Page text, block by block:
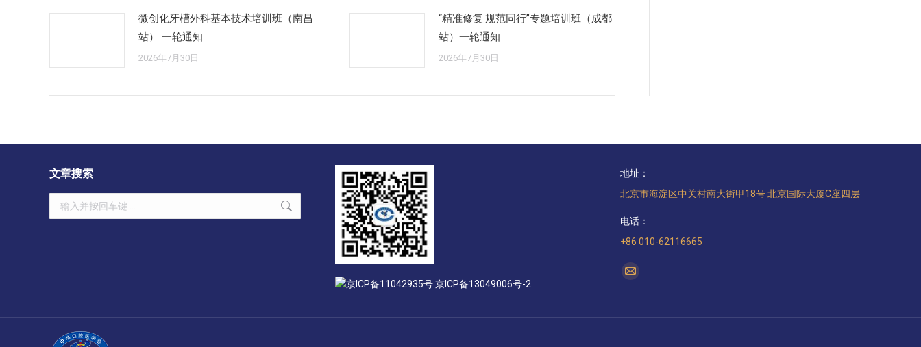
微创化牙槽外科基本技术培训班（南昌
站） 一轮通知
2026年7月30日
“精准修复·规范同行”专题培训班（成都
站）一轮通知
2026年7月30日
文章搜索
Search:
京ICP备11042935号 京ICP备13049006号-2
地址：
北京市海淀区中关村南大街甲18号 北京国际大厦C座四层
电话：
+86 010-62116665
找到我们：
Mail
opens